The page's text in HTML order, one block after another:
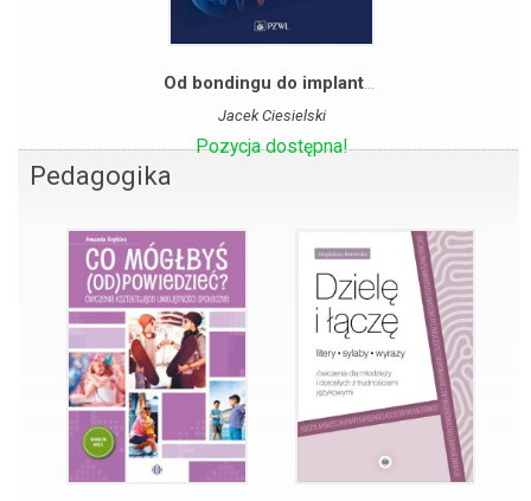
Od bondingu do implantoprotetyki cz. 1
Jacek Ciesielski
Pozycja dostępna!
Pedagogika